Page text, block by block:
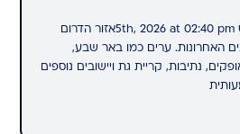
Last updated on אוגוסט 5th, 2026 at 02:40 pmאזור הדרום
האחרונות. ערים כמו באר שבע,
נתיבות, קריית גת ויישובים נוספים